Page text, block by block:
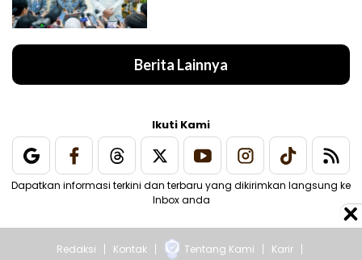
Berita Lainnya
Ikuti Kami
Dapatkan informasi terkini dan terbaru yang dikirimkan langsung ke
Inbox anda
Redaksi Kontak Tentang Kami
Karir